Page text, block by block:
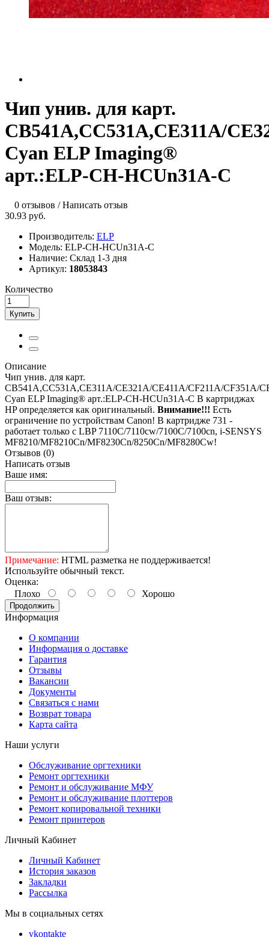
Чип унив. для карт.
CB541A,CC531A,CE311A/
Cyan ELP Imaging®
арт.:ELP-CH-HСUn31A-C
0 отзывов /Написать отзыв
30.93 руб.
Производитель: ELP
Модель: ELP-CH-HCUn31A-C
Наличие: Склад 1-3 дня
Артикул: 18053843
Количество
Купить
Описание
Чип унив. для карт.
CB541A,CC531A,CE311A/CE321A/CE411A/CF211A/CF351A/
Cyan ELP Imaging® арт.:ELP-CH-HСUn31A-C В картриджах
HP определяется как оригинальный. Внимание!!! Есть
ограничение по устройствам Canon! В картридже 731 -
работает только с LBP 7110C/7110cw/7100C/7100cn, i-SENSYS
MF8210/MF8210Cn/MF8230Cn/8250Cn/MF8280Cw!
Отзывов (0)
Написать отзыв
Ваше имя:
Ваш отзыв:
Примечание: HTML разметка не поддерживается!
Используйте обычный текст.
Оценка:
Плохо
Хорошо
Продолжить
Информация
О компании
Информация о доставке
Гарантия
Отзывы
Вакансии
Документы
Связаться с нами
Возврат товара
Карта сайта
Наши услуги
Обслуживание оргтехники
Ремонт оргтехники
Ремонт и обслуживание МФУ
Ремонт и обслуживание плоттеров
Ремонт копировальной техники
Ремонт принтеров
Личный Кабинет
Личный Кабинет
История заказов
Закладки
Рассылка
Мы в социальных сетях
vkontakte